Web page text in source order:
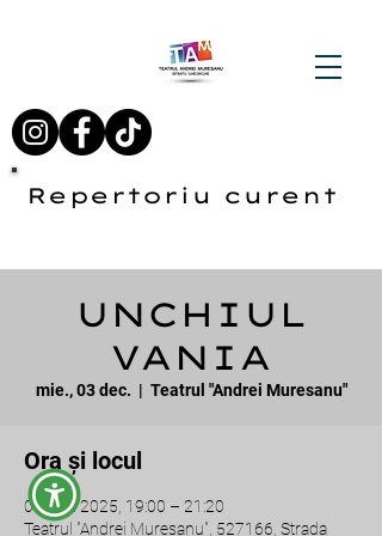
Repertoriu curent
UNCHIUL
VANIA
mie., 03 dec.
  |
Teatrul "Andrei Muresanu"
Ora și locul
03 dec. 2025, 19:00 – 21:20
Teatrul "Andrei Muresanu", 527166, Strada